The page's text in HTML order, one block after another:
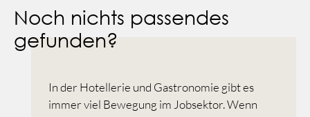
Noch nichts passendes
gefunden?
In der Hotellerie und Gastronomie gibt es
immer viel Bewegung im Jobsektor. Wenn